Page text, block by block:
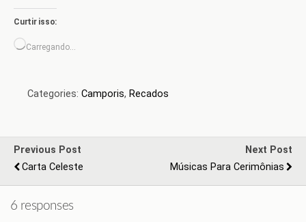
Curtir isso:
Carregando...
Categories: Camporis, Recados
Previous Post
Carta Celeste
Next Post
Músicas Para Cerimônias
6 responses